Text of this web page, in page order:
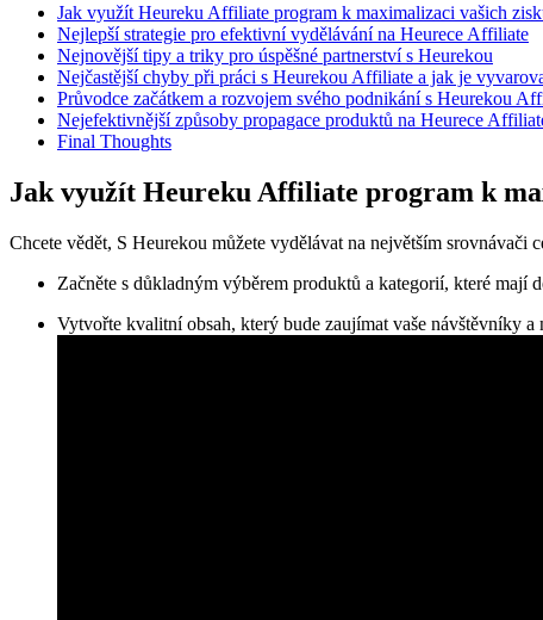
Jak využít Heureku Affiliate program k maximalizaci vašich
Nejlepší strategie pro efektivní vydělávání na Heurece Affiliate
Nejnovější tipy a triky pro úspěšné partnerství s Heurekou
Nejčastější chyby při práci s Heurekou Affiliate a jak je
Průvodce začátkem a rozvojem svého podnikání s Heurekou
Nejefektivnější způsoby propagace produktů na Heurece
Final Thoughts
Jak využít Heureku Affiliate program k
Chcete vědět, S Heurekou můžete vydělávat na největším
Začněte s důkladným výběrem produktů a kategorií, které mají
Vytvořte kvalitní obsah, který bude zaujímat vaše návštěvníky